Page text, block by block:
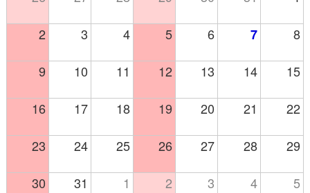
2 3 4 5 6 7 8
9 10 11 12 13 14 15
16 17 18 19 20 21 22
23 24 25 26 27 28 29
30 31 1 2 3 4 5